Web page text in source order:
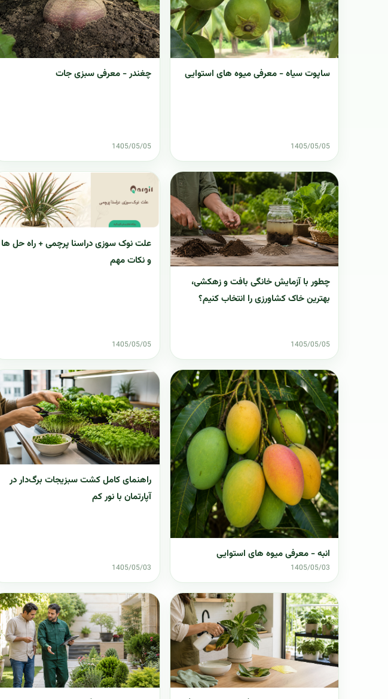
ساپوت سیاه - معرفی میوه های استوایی
1405/05/05
چغندر - معرفی سبزی جات
1405/05/05
چطور با آزمایش خانگی بافت و زهکشی،
بهترین خاک کشاورزی را انتخاب کنیم؟
1405/05/05
علت نوک سوزی دراسنا پرچمی + راه حل ها
و نکات مهم
1405/05/05
انبه - معرفی میوه های استوایی
1405/05/03
راهنمای کامل کشت سبزیجات برگ‌دار در
آپارتمان با نور کم
1405/05/03